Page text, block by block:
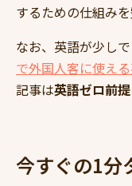
するための仕組みを
なお、英語が少し
で外国人客に使え
記事は英語ゼロ前
今すぐの1分